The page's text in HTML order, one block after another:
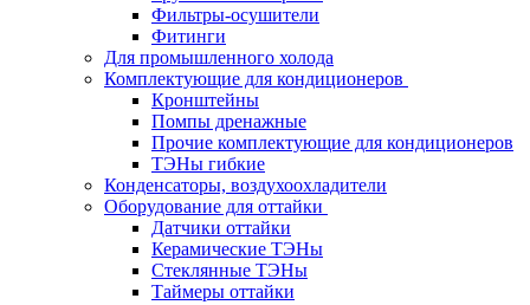
Фильтры-осушители
Фитинги
Для промышленного холода
Комплектующие для кондиционеров
Кронштейны
Помпы дренажные
Прочие комплектующие для кондиционеров
ТЭНы гибкие
Конденсаторы, воздухоохладители
Оборудование для оттайки
Датчики оттайки
Керамические ТЭНы
Стеклянные ТЭНы
Таймеры оттайки